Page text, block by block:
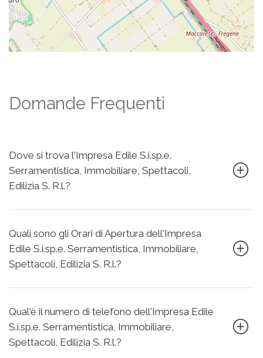
Domande Frequenti
Dove si trova l'Impresa Edile S.i.sp.e.
Serramentistica, Immobiliare, Spettacoli,
Edilizia S. R.l.?
Quali sono gli Orari di Apertura dell'Impresa
Edile S.i.sp.e. Serramentistica, Immobiliare,
Spettacoli, Edilizia S. R.l.?
Qual'è il numero di telefono dell'Impresa Edile
S.i.sp.e. Serramentistica, Immobiliare,
Spettacoli, Edilizia S. R.l.?